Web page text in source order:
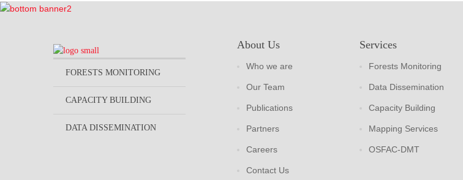
FORESTS MONITORING
CAPACITY BUILDING
DATA DISSEMINATION
About Us
Who we are
Our Team
Publications
Partners
Careers
Contact Us
Services
Forests Monitoring
Data Dissemination
Capacity Building
Mapping Services
OSFAC-DMT